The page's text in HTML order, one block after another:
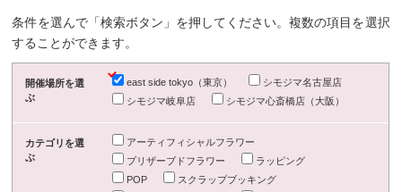
条件を選んで「検索ボタン」を押してください。複数の項目を選択
することができます。
開催場所を選
ぶ
east side tokyo（東京）
シモジマ名古屋店
シモジマ岐阜店
シモジマ心斎橋店（大阪）
カテゴリを選
ぶ
アーティフィシャルフラワー
プリザーブドフラワー
ラッピング
POP
スクラップブッキング